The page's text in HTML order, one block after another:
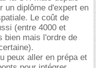
un diplôme d'expert en
Le coût de
(entre 4000 et
bien mais l'ordre de
peux aller en prépa et